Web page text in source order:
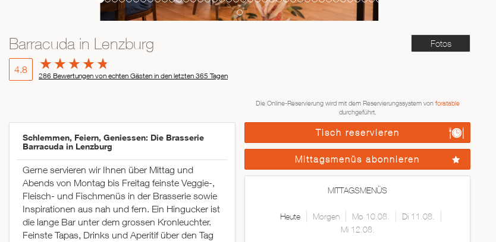
Fotos
Barracuda in Lenzburg
4.8
286 Bewertungen von echten Gästen in den letzten 365 Tagen
Die Online-Reservierung wird mit dem Reservierungssystem von foratable
durchgeführt.
Schlemmen, Feiern, Geniessen: Die Brasserie
Barracuda in Lenzburg
Gerne servieren wir Ihnen über Mittag und
Abends von Montag bis Freitag feinste Veggie-,
Fleisch- und Fischmenüs in der Brasserie sowie
Inspirationen aus nah und fern. Ein Hingucker ist
die lange Bar unter dem grossen Kronleuchter.
Feinste Tapas, Drinks und Aperitif über den Tag
Tisch reservieren
Mittagsmenüs abonnieren
MITTAGSMENÜS
Heute Morgen Mo 10.08.
Di 11.08.
Mi 12.08.